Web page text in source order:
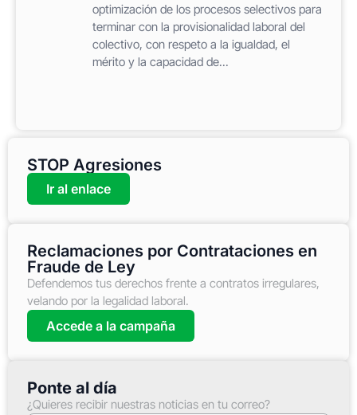
optimización de los procesos selectivos para
terminar con la provisionalidad laboral del
colectivo, con respeto a la igualdad, el
mérito y la capacidad de...
STOP Agresiones
Ir al enlace
Reclamaciones por Contrataciones en
Fraude de Ley
Defendemos tus derechos frente a contratos irregulares,
velando por la legalidad laboral.
Accede a la campaña
Ponte al día
¿Quieres recibir nuestras noticias en tu correo?